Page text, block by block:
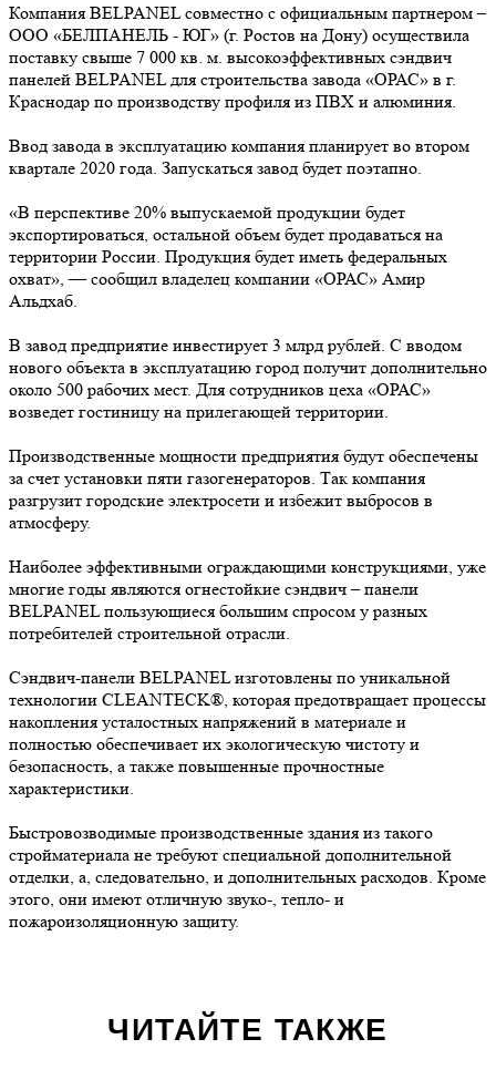
Компания BELPANEL совместно с официальным партнером –
ООО «БЕЛПАНЕЛЬ - ЮГ» (г. Ростов на Дону) осуществила
поставку свыше 7 000 кв. м. высокоэффективных сэндвич
панелей BELPANEL для строительства завода «ОРАС» в г.
Краснодар по производству профиля из ПВХ и алюминия.
Ввод завода в эксплуатацию компания планирует во втором
квартале 2020 года. Запускаться завод будет поэтапно.
«В перспективе 20% выпускаемой продукции будет
экспортироваться, остальной объем будет продаваться на
территории России. Продукция будет иметь федеральных
охват», — сообщил владелец компании «ОРАС» Амир
Альдхаб.
В завод предприятие инвестирует 3 млрд рублей. С вводом
нового объекта в эксплуатацию город получит дополнительно
около 500 рабочих мест. Для сотрудников цеха «ОРАС»
возведет гостиницу на прилегающей территории.
Производственные мощности предприятия будут обеспечены
за счет установки пяти газогенераторов. Так компания
разгрузит городские электросети и избежит выбросов в
атмосферу.
Наиболее эффективными ограждающими конструкциями, уже
многие годы являются огнестойкие сэндвич – панели
BELPANEL пользующиеся большим спросом у разных
потребителей строительной отрасли.
Сэндвич-панели BELPANEL изготовлены по уникальной
технологии CLEANTECK®, которая предотвращает процессы
накопления усталостных напряжений в материале и
полностью обеспечивает их экологическую чистоту и
безопасность, а также повышенные прочностные
характеристики.
Быстровозводимые производственные здания из такого
стройматериала не требуют специальной дополнительной
отделки, а, следовательно, и дополнительных расходов. Кроме
этого, они имеют отличную звуко-, тепло- и
пожароизоляционную защиту.
ЧИТАЙТЕ ТАКЖЕ